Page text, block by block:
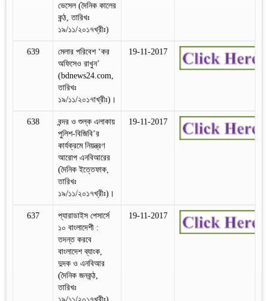
ভেসেল (দৈনিক কালের
কন্ঠ, তারিখঃ
১৯/১১/২০১৭খ্রীঃ)
639
মেলার পরিবেশ ‘কর
অফিসেও রাখুন’
(bdnews24.com,
তারিখঃ
১৯/১১/২০১৭াখ্রীঃ)।
19-11-2017
638
বন্দর ও শুল্ক এলাকায়
পুলিশ-বিজিবি’র
কার্যক্রমে নিয়ন্ত্রণ
আরোপ এনবিআরের
(দৈনিক ইত্তেফাক,
তারিখঃ
১৯/১১/২০১৭খ্রীঃ)।
19-11-2017
637
প্যারাডাইস পেসার্সে
১০ বাংলাদেশী :
তদন্ত করবে
বাংলাদেশ ব্যাংক,
দুদক ও এনবিআর
(দৈনিক জনকন্ঠ,
তারিখঃ
19-11-2017